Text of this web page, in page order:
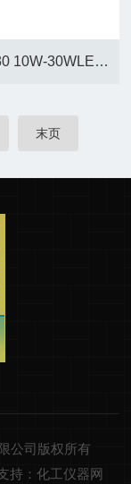
DOD8030 10W-30WLED防爆平台灯
末页
公司版权所有
持：化工仪器网